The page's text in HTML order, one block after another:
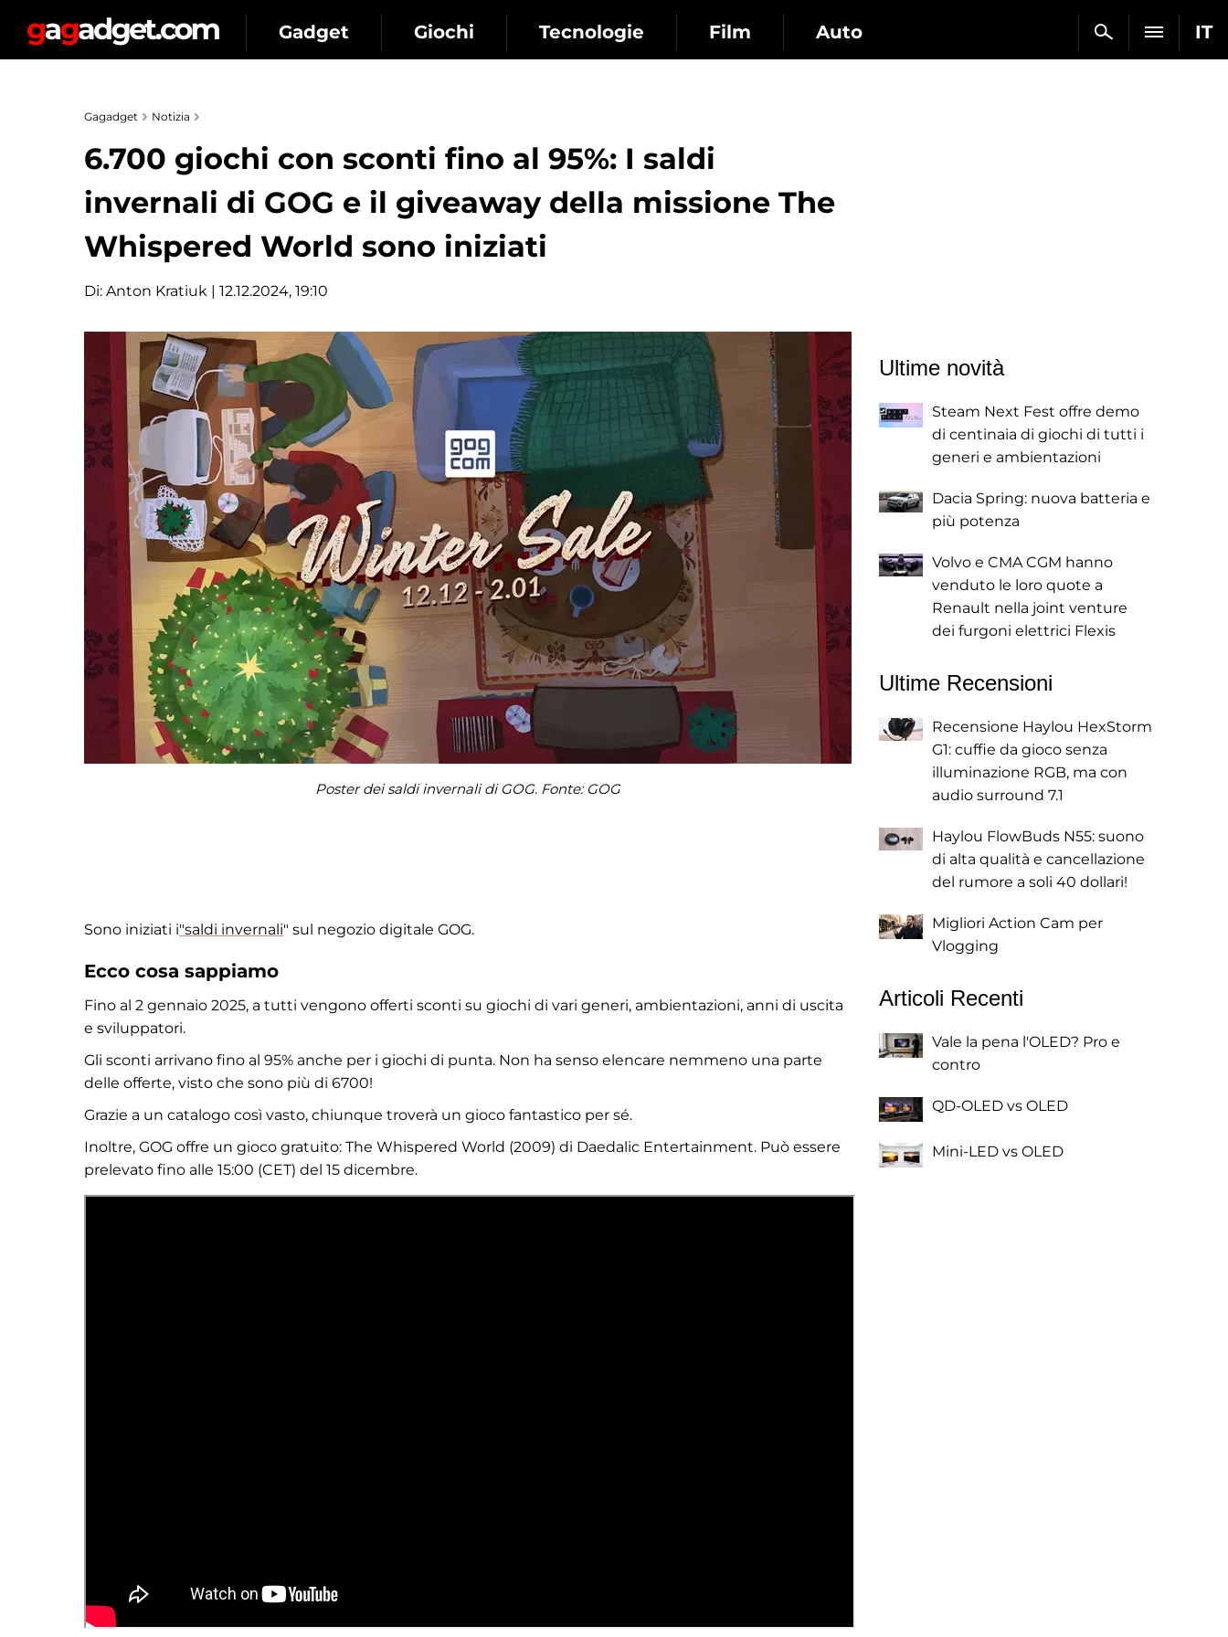
IT
Gadget Giochi Tecnologie Film Auto
Gagadget Notizia
6.700 giochi con sconti fino al 95%: I saldi
invernali di GOG e il giveaway della missione The
Whispered World sono iniziati
Di: Anton Kratiuk | 12.12.2024, 19:10
Poster dei saldi invernali di GOG. Fonte: GOG
Sono iniziati i"saldi invernali" sul negozio digitale GOG.
Ecco cosa sappiamo
Fino al 2 gennaio 2025, a tutti vengono offerti sconti su giochi di vari generi, ambientazioni, anni di uscita
e sviluppatori.
Gli sconti arrivano fino al 95% anche per i giochi di punta. Non ha senso elencare nemmeno una parte
delle offerte, visto che sono più di 6700!
Grazie a un catalogo così vasto, chiunque troverà un gioco fantastico per sé.
Inoltre, GOG offre un gioco gratuito: The Whispered World (2009) di Daedalic Entertainment. Può essere
prelevato fino alle 15:00 (CET) del 15 dicembre.
Ultime novità
Steam Next Fest offre demo
di centinaia di giochi di tutti i
generi e ambientazioni
Dacia Spring: nuova batteria e
più potenza
Volvo e CMA CGM hanno
venduto le loro quote a
Renault nella joint venture
dei furgoni elettrici Flexis
Ultime Recensioni
Recensione Haylou HexStorm
G1: cuffie da gioco senza
illuminazione RGB, ma con
audio surround 7.1
Haylou FlowBuds N55: suono
di alta qualità e cancellazione
del rumore a soli 40 dollari!
Migliori Action Cam per
Vlogging
Articoli Recenti
Vale la pena l'OLED? Pro e
contro
QD-OLED vs OLED
Mini-LED vs OLED